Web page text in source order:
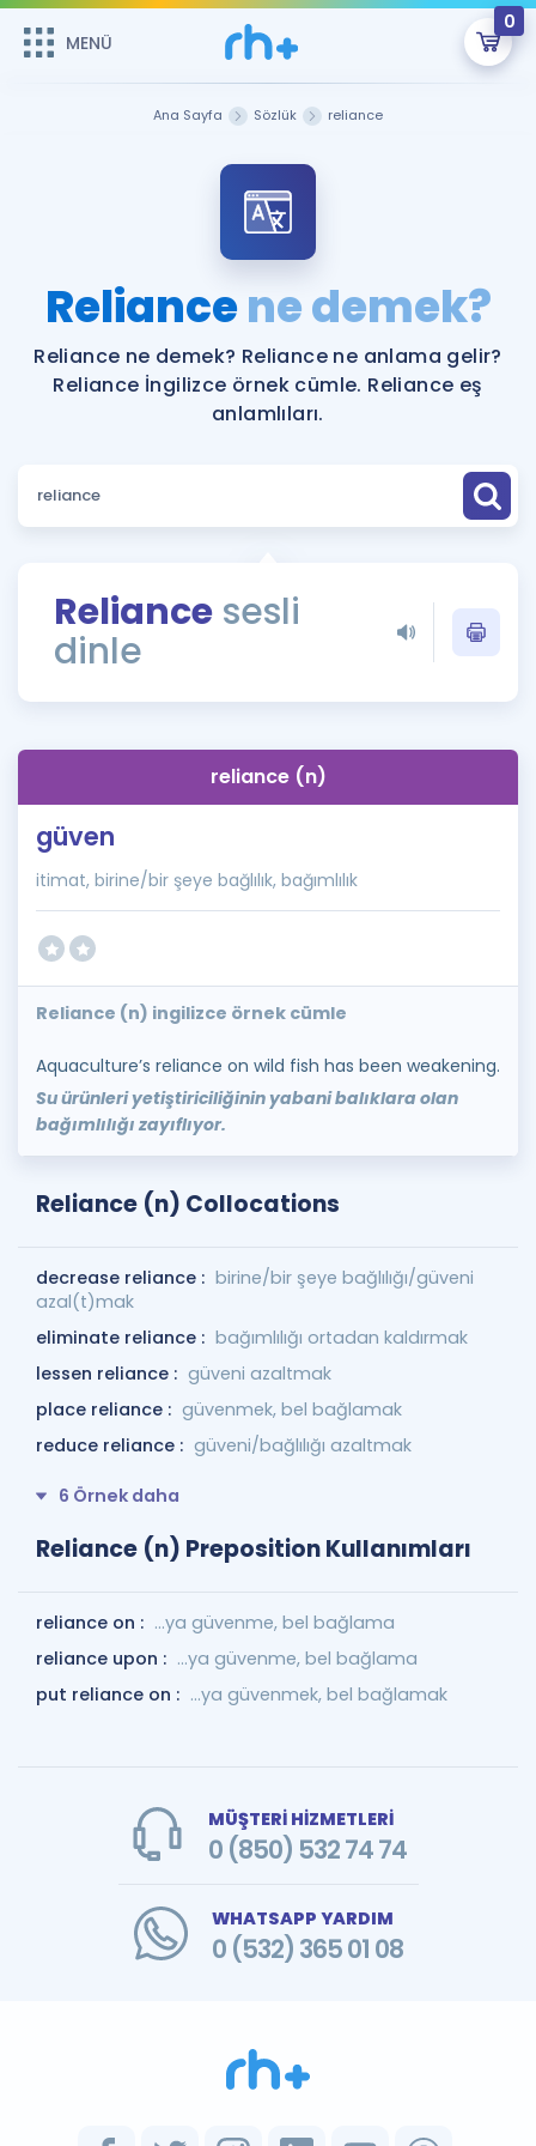
MENÜ
0
ÜYE DEĞİLİM
Sepetin Şu An Boş.
Remzi Hoca ile seni sınava hazırlayacak onlarca eğitim seni
bekliyor!
MENÜ
Faydalı Araçlar
Sözlük
Rehberlik Aracı
ÖSYM Sınav Takvimi
İngilizce Gramer
Hakkımızda
Ana Sayfa Sözlük reliance
Reliancene demek?
Reliance ne demek? Reliance ne anlama gelir?
Reliance İngilizce örnek cümle. Reliance eş
anlamlıları.
Reliance sesli
dinle
reliance (n)
güven
itimat, birine/bir şeye bağlılık, bağımlılık
Reliance (n) ingilizce örnek cümle
Aquaculture’s reliance on wild fish has been weakening.
Su ürünleri yetiştiriciliğinin yabani balıklara olan
bağımlılığı zayıflıyor.
Reliance (n) Collocations
decrease reliance : birine/bir şeye bağlılığı/güveni
azal(t)mak
eliminate reliance : bağımlılığı ortadan kaldırmak
lessen reliance : güveni azaltmak
place reliance : güvenmek, bel bağlamak
reduce reliance : güveni/bağlılığı azaltmak
6 Örnek daha
Reliance (n) Preposition Kullanımları
reliance on : …ya güvenme, bel bağlama
reliance upon : …ya güvenme, bel bağlama
put reliance on : ...ya güvenmek, bel bağlamak
MÜŞTERİ HİZMETLERİ
0 (850) 532 74 74
WHATSAPP YARDIM
0 (532) 365 01 08